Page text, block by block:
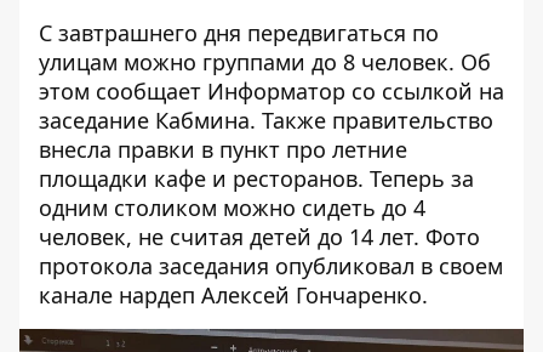
С завтрашнего дня передвигаться по
улицам можно группами до 8 человек. Об
этом сообщает Информатор со ссылкой на
заседание Кабмина. Также правительство
внесла правки в пункт про летние
площадки кафе и ресторанов. Теперь за
одним столиком можно сидеть до 4
человек, не считая детей до 14 лет. Фото
протокола заседания опубликовал в своем
канале нардеп Алексей Гончаренко.